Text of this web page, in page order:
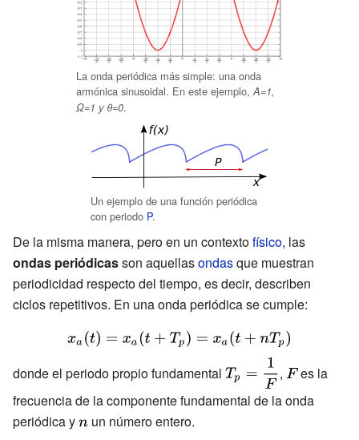
La onda periódica más simple: una onda
armónica sinusoidal. En este ejemplo,A=1,
Ω=1 y θ=0.
Un ejemplo de una función periódica
con periodo P.
De la misma manera, pero en un contextofísico, las
ondas periódicasson aquellasondasque muestran
periodicidad respecto del tiempo, es decir, describen
ciclos repetitivos. En una onda periódica se cumple:
{\displaystyle
(t+T_{p})=x_{a}
(t+nT_{p})\,\!}
donde el periodo propio fundamental {\displaystyle
T_{p}={\frac
{1}{F}}\,\!}
,
es la
frecuencia de la componente fundamental de la onda
periódica y{\displaystyle
un número entero.